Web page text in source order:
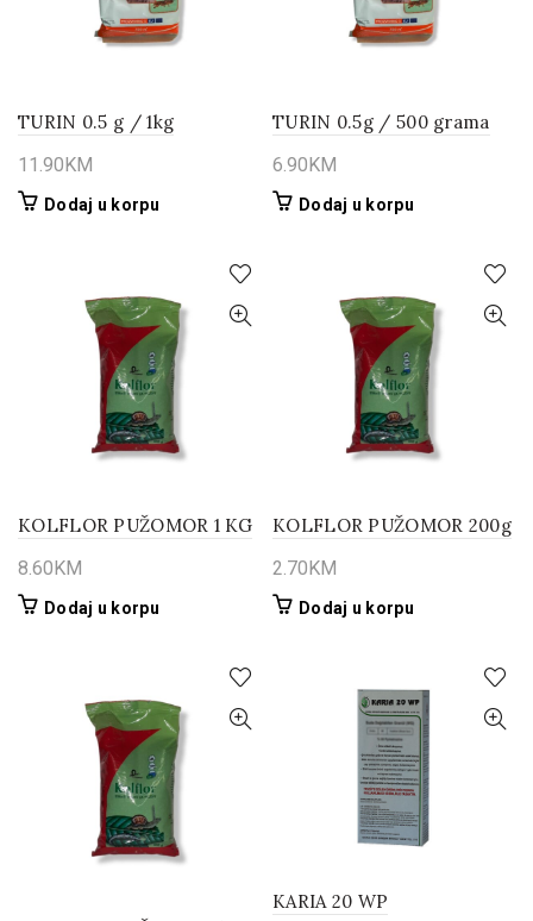
TURIN 0.5 g / 1kg
11.90KM
Dodaj u korpu
TURIN 0.5g / 500 grama
6.90KM
Dodaj u korpu
KOLFLOR PUŽOMOR 1 KG
8.60KM
Dodaj u korpu
KOLFLOR PUŽOMOR 200g
2.70KM
Dodaj u korpu
KARIA 20 WP